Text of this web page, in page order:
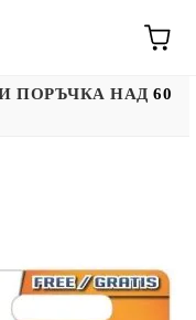
ПОРЪЧКА НАД60